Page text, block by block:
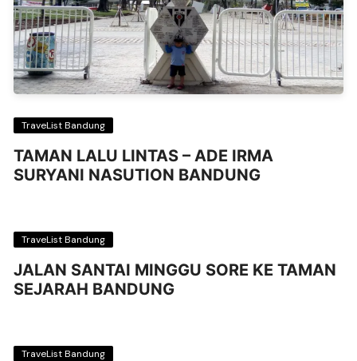
TraveList Bandung
TAMAN LALU LINTAS – ADE IRMA
SURYANI NASUTION BANDUNG
TraveList Bandung
JALAN SANTAI MINGGU SORE KE TAMAN
SEJARAH BANDUNG
TraveList Bandung